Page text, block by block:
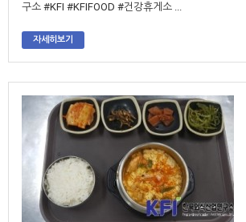
구소 #KFI #KFIFOOD #건강휴게소 ...
자세히보기